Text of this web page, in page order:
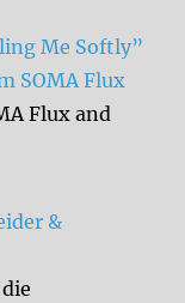
Me Softly”
SOMA Flux
Flux and
&